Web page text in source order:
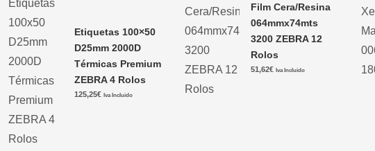
Etiquetas 100×50
D25mm 2000D
Térmicas Premium
ZEBRA 4 Rolos
125,25€ Iva Incluido
Film Cera/Resina
064mmx74mts
3200 ZEBRA 12
Rolos
51,62€ Iva Incluido